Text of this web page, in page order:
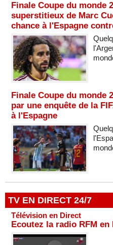
Finale Coupe du monde
superstitieux de Marc
chance à l'Espagne
Finale Coupe du monde
par une enquête de la
à l'Espagne
TV EN DIRECT 24/7
Télévision en Direct
Ecoutez la radio RFM en